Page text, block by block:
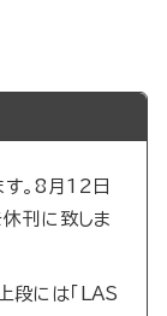
。8月12日
休刊に致しま
には「LAS